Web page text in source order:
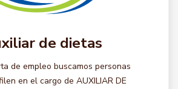
de dietas
de empleo buscamos personas
en el cargo de AUXILIAR DE